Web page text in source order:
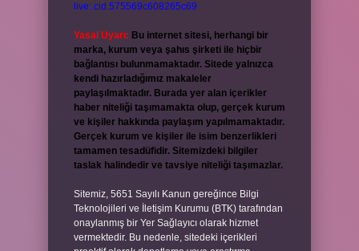
live:.cid.575569c608265c69
Yasal Uyarı: Bu internet sitesi, herhangi bir
marka, kurum veya şahıs şirketi ile hiçbir
bağlantısı bulunmamaktadır. Sitede yalnızca
kendi hazırladığımız makaleler
paylaşılmaktadır. Burada yer alan içerikler
haber niteliği taşımamakta olup, gerçek kurum
ve kişiler hakkında paylaşım yapılmamaktadır.
Gerçek kurum ve kişiler ile isim benzerlikleri
tamamen tesadüfidir. Sitemizdeki bilgiler
taslak halindedir ve tavsiye niteliği taşımazlar.
Sitemiz, 5651 Sayılı Kanun gereğince Bilgi
Teknolojileri ve İletişim Kurumu (BTK) tarafından
onaylanmış bir Yer Sağlayıcı olarak hizmet
vermektedir. Bu nedenle, sitedeki içerikleri